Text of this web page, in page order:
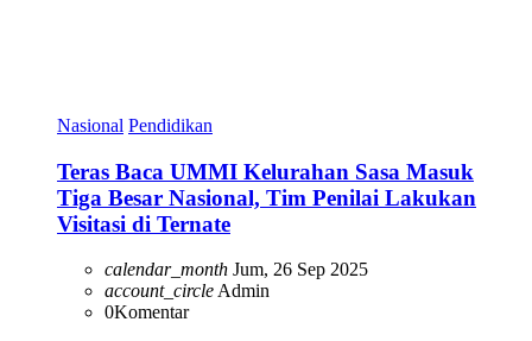
Nasional Pendidikan
Teras Baca UMMI Kelurahan Sasa Masuk
Tiga Besar Nasional, Tim Penilai Lakukan
Visitasi di Ternate
calendar_month Jum, 26 Sep 2025
account_circleAdmin
0Komentar